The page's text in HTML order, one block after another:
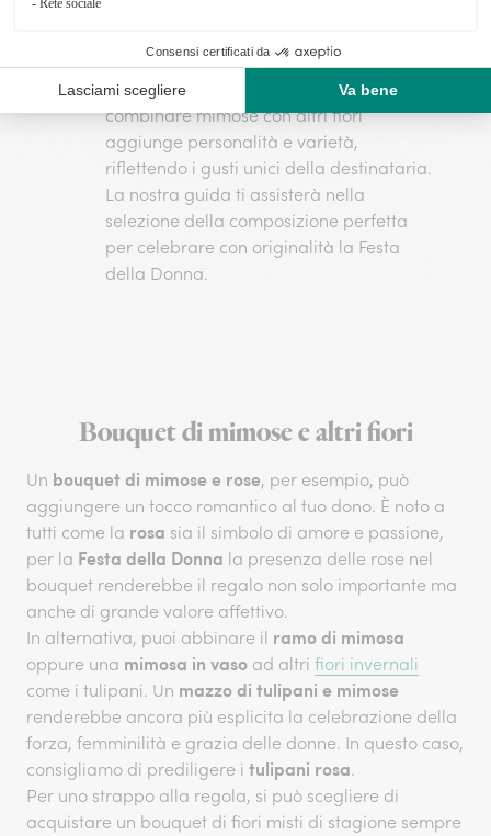
trasmettere. Un mazzo di sole mimose
esprime ammirazione pura, mentre
combinare mimose con altri fiori
aggiunge personalità e varietà,
riflettendo i gusti unici della destinataria.
La nostra guida ti assisterà nella
selezione della composizione perfetta
per celebrare con originalità la Festa
della Donna.
Bouquet di mimose e altri fiori
Un bouquet di mimose e rose, per esempio, può
aggiungere un tocco romantico al tuo dono. È noto a
tutti come la rosa sia il simbolo di amore e passione,
per la Festa della Donna la presenza delle rose nel
bouquet renderebbe il regalo non solo importante ma
anche di grande valore affettivo.
In alternativa, puoi abbinare il ramo di mimosa
oppure una mimosa in vaso ad altri fiori invernali
come i tulipani. Un mazzo di tulipani e mimose
renderebbe ancora più esplicita la celebrazione della
forza, femminilità e grazia delle donne. In questo caso,
consigliamo di prediligere i tulipani rosa.
Per uno strappo alla regola, si può scegliere di
acquistare un bouquet di fiori misti di stagione sempre